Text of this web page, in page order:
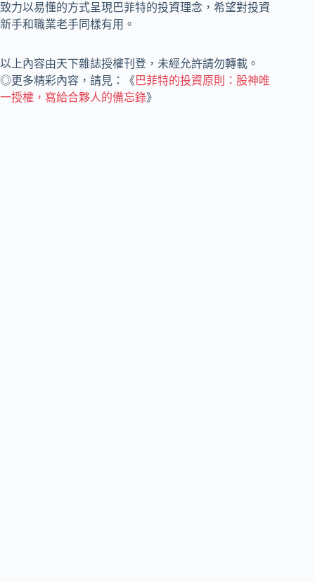
致力以易懂的方式呈現巴菲特的投資理念，希望對投資
新手和職業老手同樣有用。
以上內容由天下雜誌授權刊登，未經允許請勿轉載。
◎更多精彩內容，請見：《 巴菲特的投資原則：股神唯
一授權，寫給合夥人的備忘錄》